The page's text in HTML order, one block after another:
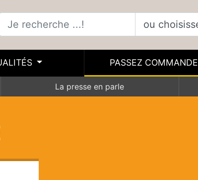
PASSEZ COMMANDE
La presse en parle